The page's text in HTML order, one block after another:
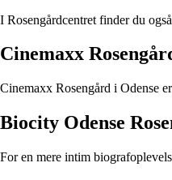
I Rosengårdcentret finder du
Cinemaxx
Cinemaxx Rosengård i Odense
Biocity Odense
For en mere intim